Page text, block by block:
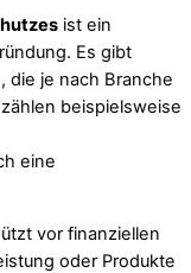
ist ein
Es gibt
die je nach Branche
beispielsweise
eine
vor finanziellen
oder Produkte